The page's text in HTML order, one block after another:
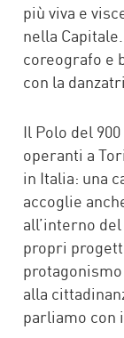
più viva e
nella
coreografo e
con la
Il Polo del
operanti a
in Italia: una
accoglie
all’interno
propri
alla
parliamo con